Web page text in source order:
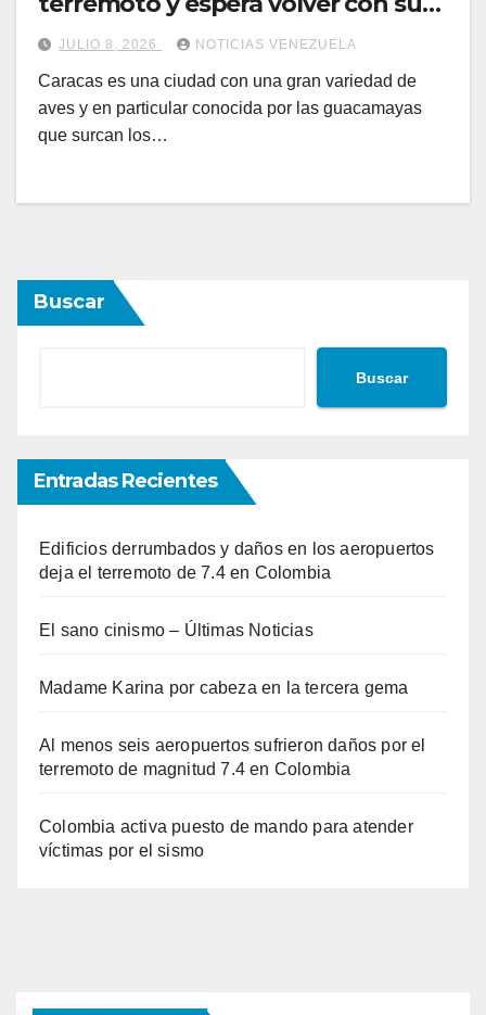
padres
JULIO 8, 2026 NOTICIAS VENEZUELA
Caracas es una ciudad con una gran variedad de
aves y en particular conocida por las guacamayas
que surcan los…
Buscar
Buscar
Entradas Recientes
Edificios derrumbados y daños en los aeropuertos
deja el terremoto de 7.4 en Colombia
El sano cinismo – Últimas Noticias
Madame Karina por cabeza en la tercera gema
Al menos seis aeropuertos sufrieron daños por el
terremoto de magnitud 7.4 en Colombia
Colombia activa puesto de mando para atender
víctimas por el sismo